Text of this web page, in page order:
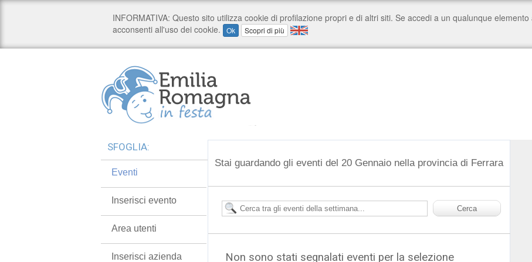
Stai guardando gli eventi del 20 Gennaio nella provincia di Ferrara
Non sono stati segnalati eventi per la selezione
SFOGLIA:
Eventi
Inserisci evento
Area utenti
Inserisci azienda